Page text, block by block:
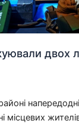
двох
місцевих